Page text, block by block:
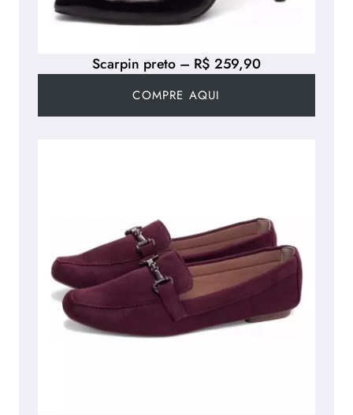
Scarpin preto – R$ 259,90
COMPRE AQUI